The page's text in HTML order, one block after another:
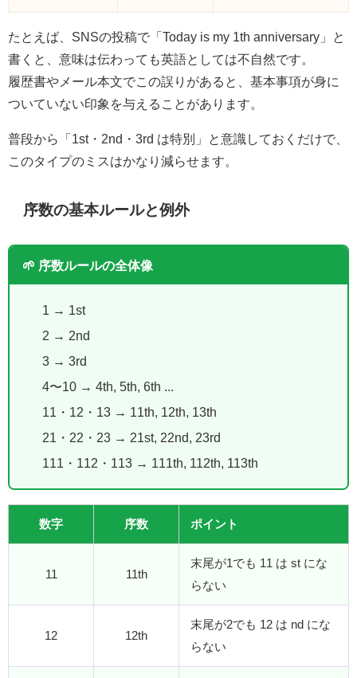
たとえば、SNSの投稿で「Today is my 1th anniversary」と
書くと、意味は伝わっても英語としては不自然です。
履歴書やメール本文でこの誤りがあると、基本事項が身に
ついていない印象を与えることがあります。
普段から「1st・2nd・3rd は特別」と意識しておくだけで、
このタイプのミスはかなり減らせます。
序数の基本ルールと例外
🌱 序数ルールの全体像
1 → 1st
2 → 2nd
3 → 3rd
4〜10 → 4th, 5th, 6th ...
11・12・13 → 11th, 12th, 13th
21・22・23 → 21st, 22nd, 23rd
111・112・113 → 111th, 112th, 113th
数字 序数 ポイント
11 11th
末尾が1でも 11 は st にな
らない
12 12th
末尾が2でも 12 は nd にな
らない